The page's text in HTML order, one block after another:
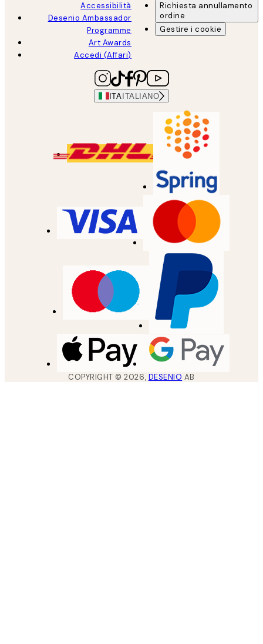
Accessibilità
Desenio Ambassador
Programme
Art Awards
Accedi (Affari)
Richiesta annullamento
ordine
Gestire i cookie
ITAITALIANO
COPYRIGHT ©2026, DESENIO AB